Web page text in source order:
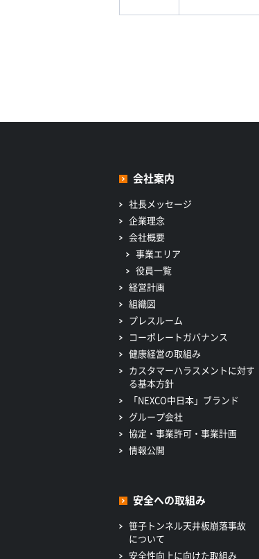
会社案内
社長メッセージ
企業理念
会社概要
事業エリア
役員一覧
経営計画
組織図
プレスルーム
コーポレートガバナンス
健康経営の取組み
カスタマーハラスメントに対す
る基本方針
「NEXCO中日本」ブランド
グループ会社
協定・事業許可・事業計画
情報公開
安全への取組み
笹子トンネル天井板崩落事故
について
安全性向上に向けた取組み